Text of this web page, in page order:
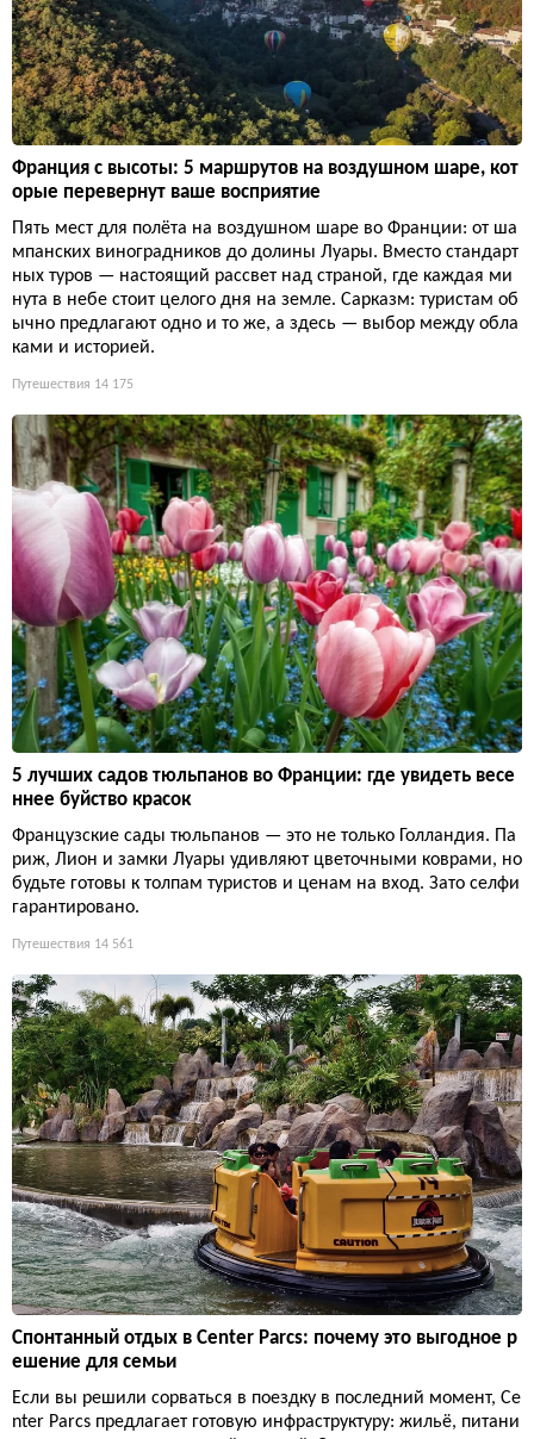
Франция с высоты: 5 маршрутов на воздушном шаре, кот
орые перевернут ваше восприятие
Пять мест для полёта на воздушном шаре во Франции: от ша
мпанских виноградников до долины Луары. Вместо стандарт
ных туров — настоящий рассвет над страной, где каждая ми
нута в небе стоит целого дня на земле. Сарказм: туристам об
ычно предлагают одно и то же, а здесь — выбор между обла
ками и историей.
Путешествия 14 175
5 лучших садов тюльпанов во Франции: где увидеть весе
ннее буйство красок
Французские сады тюльпанов — это не только Голландия. Па
риж, Лион и замки Луары удивляют цветочными коврами, но
будьте готовы к толпам туристов и ценам на вход. Зато селфи
гарантировано.
Путешествия 14 561
Спонтанный отдых в Center Parcs: почему это выгодное р
ешение для семьи
Если вы решили сорваться в поездку в последний момент, Ce
nter Parcs предлагает готовую инфраструктуру: жильё, питани